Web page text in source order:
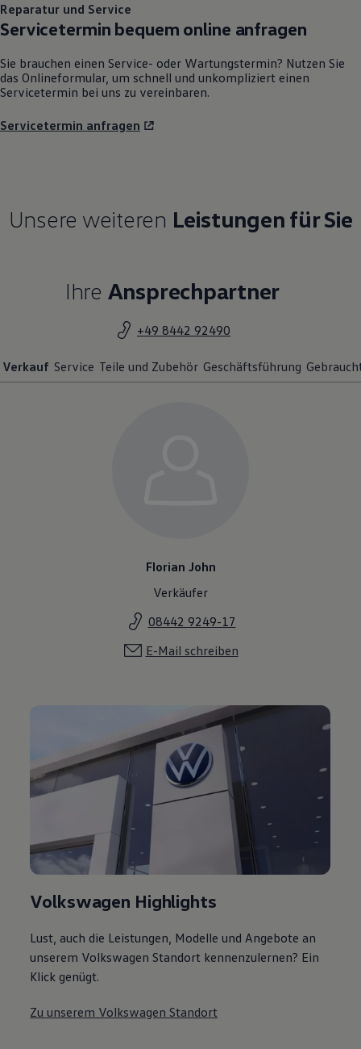
Reparatur und Service
Servicetermin bequem online anfragen
Sie brauchen einen Service- oder Wartungstermin? Nutzen Sie
das Onlineformular, um schnell und unkompliziert einen
Servicetermin bei uns zu vereinbaren.
Servicetermin anfragen
Unsere weiteren Leistungen für Sie
Ihre Ansprechpartner
+49 8442 92490
Verkauf Service Teile und Zubehör Geschäftsführung
Florian John
Verkäufer
08442 9249-17
E-Mail schreiben
Volkswagen Highlights
Lust, auch die Leistungen, Modelle und Angebote an
unserem Volkswagen Standort kennenzulernen? Ein
Klick genügt.
Zu unserem Volkswagen Standort